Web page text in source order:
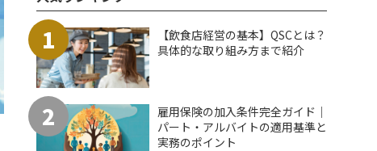
1
【飲食店経営の基本】QSCとは？
具体的な取り組み方まで紹介
2
雇用保険の加入条件完全ガイド｜
パート・アルバイトの適用基準と
実務のポイント